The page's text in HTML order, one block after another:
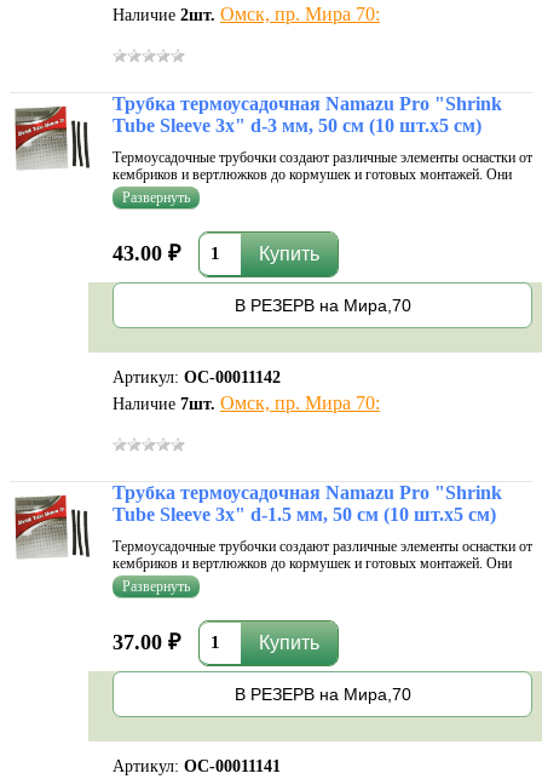
Наличие 2шт. Омск, пр. Мира 70:
Трубка термоусадочная Namazu Pro "Shrink
Tube Sleeve 3x" d-3 мм, 50 см (10 шт.х5 см)
Термоусадочные трубочки создают различные элементы оснастки от
кембриков и вертлюжков до кормушек и готовых монтажей. Они
помогают сделать узлы и различные соединения более прочными.
Еще один плюс - пока разогретая трубка не застыла и не затвердела,
43.00 ₽
В РЕЗЕРВ на Мира,70
Артикул: ОС-00011142
Наличие 7шт. Омск, пр. Мира 70:
Трубка термоусадочная Namazu Pro "Shrink
Tube Sleeve 3x" d-1.5 мм, 50 см (10 шт.х5 см)
Термоусадочные трубочки создают различные элементы оснастки от
кембриков и вертлюжков до кормушек и готовых монтажей. Они
помогают сделать узлы и различные соединения более прочными.
Еще один плюс - пока разогретая трубка не застыла и не затвердела,
37.00 ₽
В РЕЗЕРВ на Мира,70
Артикул: ОС-00011141